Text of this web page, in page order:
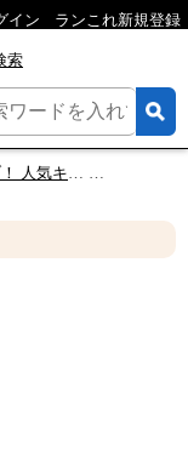
イン ランこれ新規登録
索
ャラクター投票